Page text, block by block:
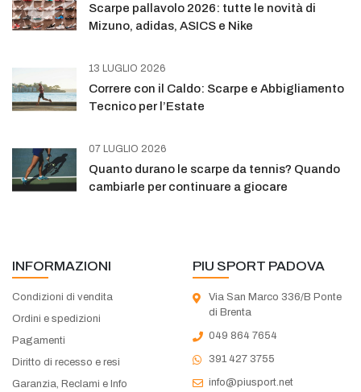
Scarpe pallavolo 2026: tutte le novità di
Mizuno, adidas, ASICS e Nike
13 LUGLIO 2026
Correre con il Caldo: Scarpe e Abbigliamento
Tecnico per l’Estate
07 LUGLIO 2026
Quanto durano le scarpe da tennis? Quando
cambiarle per continuare a giocare
INFORMAZIONI
Condizioni di vendita
Ordini e spedizioni
Pagamenti
Diritto di recesso e resi
Garanzia, Reclami e Info
PIU SPORT PADOVA
Via San Marco 336/B Ponte
di Brenta
049 864 7654
391 427 3755
info@piusport.net